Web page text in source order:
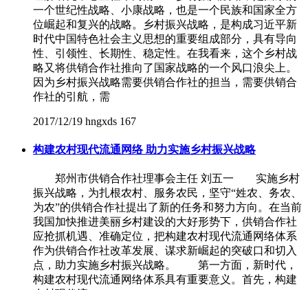
一个世纪性战略、小康战略，也是一个民族和国家全方
位崛起和复兴的战略。乡村振兴战略，是构成习近平新
时代中国特色社会主义思想的重要组成部分，具有导向
性、引领性、长期性、稳定性。在我看来，这个乡村战
略又将供销合作社推向了国家战略的一个风口浪尖上。
因为乡村振兴战略需要供销合作社的担当，需要供销合
作社的引航，需
2017/12/19 hngxds 167
构建农村现代流通网络 助力实施乡村振兴战略
郑州市供销合作社理事会主任 刘五一 实施乡村
振兴战略，为扎根农村、服务农民，坚守“姓农、务农、
为农”的供销合作社提出了新的任务和努力方向。在当前
我国加快推进美丽乡村建设的大好形势下，供销合作社
应抢抓机遇、准确定位，把构建农村现代流通网络体系
作为供销合作社改革发展、谋求新崛起的突破口和切入
点，助力实施乡村振兴战略。 第一方面，新时代，
构建农村现代流通网络体系具有重要意义。首先，构建